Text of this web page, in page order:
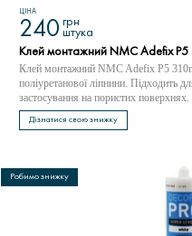
ЦІНА
240 грн
штука
Клей монтажний NMC Adefix P5
Клей монтажний NMC Adefix P5
поліуретанової ліпнини. Підходить
застосування на пористих
Дізнатися свою знижку
Робимо знижку